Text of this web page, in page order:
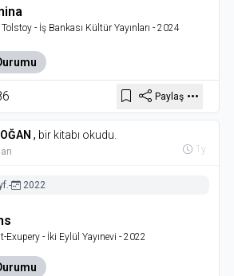
Tolstoy- İş Bankası Kültür Yayınları - 2024
Paylaş
, bir kitabı okudu.
1y
- 2022
Exupery- İki Eylül Yayınevi - 2022